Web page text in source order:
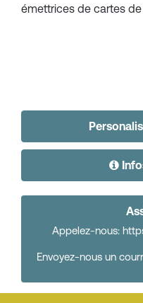
émettrices de cartes
Appelez-nous:
Envoyez-nous un